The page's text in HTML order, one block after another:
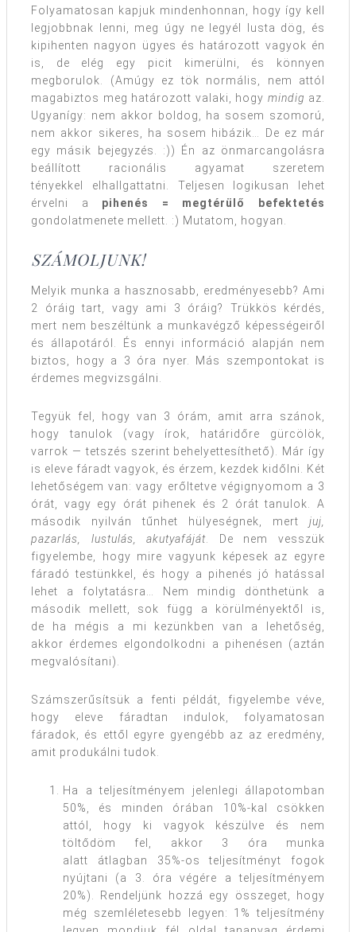
Folyamatosan kapjuk mindenhonnan, hogy így kell
legjobbnak lenni, meg úgy ne legyél lusta dög, és
kipihenten nagyon ügyes és határozott vagyok én
is, de elég egy picit kimerülni, és könnyen
megborulok. (Amúgy ez tök normális, nem attól
magabiztos meg határozott valaki, hogy mindig az.
Ugyanígy: nem akkor boldog, ha sosem szomorú,
nem akkor sikeres, ha sosem hibázik… De ez már
egy másik bejegyzés. :)) Én az önmarcangolásra
beállított racionális agyamat szeretem
tényekkel elhallgattatni. Teljesen logikusan lehet
érvelni a pihenés = megtérülő befektetés
gondolatmenete mellett. :) Mutatom, hogyan.
SZÁMOLJUNK!
Melyik munka a hasznosabb, eredményesebb? Ami
2 óráig tart, vagy ami 3 óráig? Trükkös kérdés,
mert nem beszéltünk a munkavégző képességeiről
és állapotáról. És ennyi információ alapján nem
biztos, hogy a 3 óra nyer. Más szempontokat is
érdemes megvizsgálni.
Tegyük fel, hogy van 3 órám, amit arra szánok,
hogy tanulok (vagy írok, határidőre gürcölök,
varrok — tetszés szerint behelyettesíthető). Már így
is eleve fáradt vagyok, és érzem, kezdek kidőlni. Két
lehetőségem van: vagy erőltetve végignyomom a 3
órát, vagy egy órát pihenek és 2 órát tanulok. A
második nyilván tűnhet hülyeségnek, mert juj,
pazarlás, lustulás, akutyafáját . De nem vesszük
figyelembe, hogy mire vagyunk képesek az egyre
fáradó testünkkel, és hogy a pihenés jó hatással
lehet a folytatásra… Nem mindig dönthetünk a
második mellett, sok függ a körülményektől is,
de ha mégis a mi kezünkben van a lehetőség,
akkor érdemes elgondolkodni a pihenésen (aztán
megvalósítani).
Számszerűsítsük a fenti példát, figyelembe véve,
hogy eleve fáradtan indulok, folyamatosan
fáradok, és ettől egyre gyengébb az az eredmény,
amit produkálni tudok.
Ha a teljesítményem jelenlegi állapotomban
50%, és minden órában 10%-kal csökken
attól, hogy ki vagyok készülve és nem
töltődöm fel, akkor 3 óra munka
alatt átlagban 35%-os teljesítményt fogok
nyújtani (a 3. óra végére a teljesítményem
20%). Rendeljünk hozzá egy összeget, hogy
még szemléletesebb legyen: 1% teljesítmény